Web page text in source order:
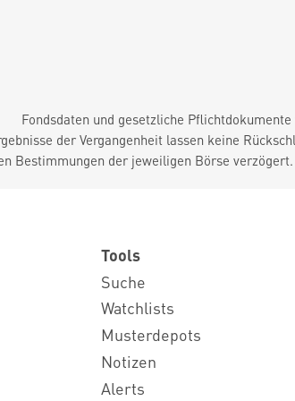
Fondsdaten und gesetzliche Pflichtdokumente
der Vergangenheit lassen keine
Bestimmungen der jeweiligen Börse
Tools
Suche
Watchlists
Musterdepots
Notizen
Alerts